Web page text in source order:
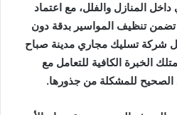
المنازل والفلل، مع اعتماد
تنظيف المواسير بدقة دون
شركة تسليك مجاري مدينة صباح
الخبرة الكافية للتعامل مع
الصحيح للمشكلة من جذورها.